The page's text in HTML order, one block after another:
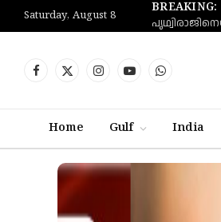
Saturday, August 8
BREAKING:
Facebook
X
InstagramYouTubeWhatsApp
Home Gulf India